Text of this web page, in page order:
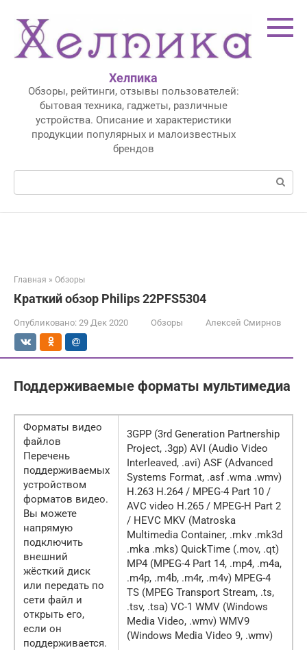
контенту
Хелпика
Обзоры, рейтинги, отзывы пользователей:
бытовая техника, гаджеты, различные
устройства. Описание и характеристики
продукции популярных и малоизвестных
брендов
Поиск:
Главная » Обзоры
Краткий обзор Philips 22PFS5304
Опубликовано: 29 Дек 2020 Обзоры Алексей Смирнов
Поддерживаемые форматы мультимедиа
Форматы видео
файлов
Перечень
поддерживаемых
устройством
форматов видео.
Вы можете
напрямую
подключить
внешний
жёсткий диск
или передать по
сети файл и
открыть его,
если он
поддерживается.
3GPP (3rd Generation Partnership
Project, .3gp) AVI (Audio Video
Interleaved, .avi) ASF (Advanced
Systems Format, .asf .wma .wmv)
H.263 H.264 / MPEG-4 Part 10 /
AVC video H.265 / MPEG-H Part 2
/ HEVC MKV (Matroska
Multimedia Container, .mkv .mk3d
.mka .mks) QuickTime (.mov, .qt)
MP4 (MPEG-4 Part 14, .mp4, .m4a,
.m4p, .m4b, .m4r, .m4v) MPEG-4
TS (MPEG Transport Stream, .ts,
.tsv, .tsa) VC-1 WMV (Windows
Media Video, .wmv) WMV9
(Windows Media Video 9, .wmv)